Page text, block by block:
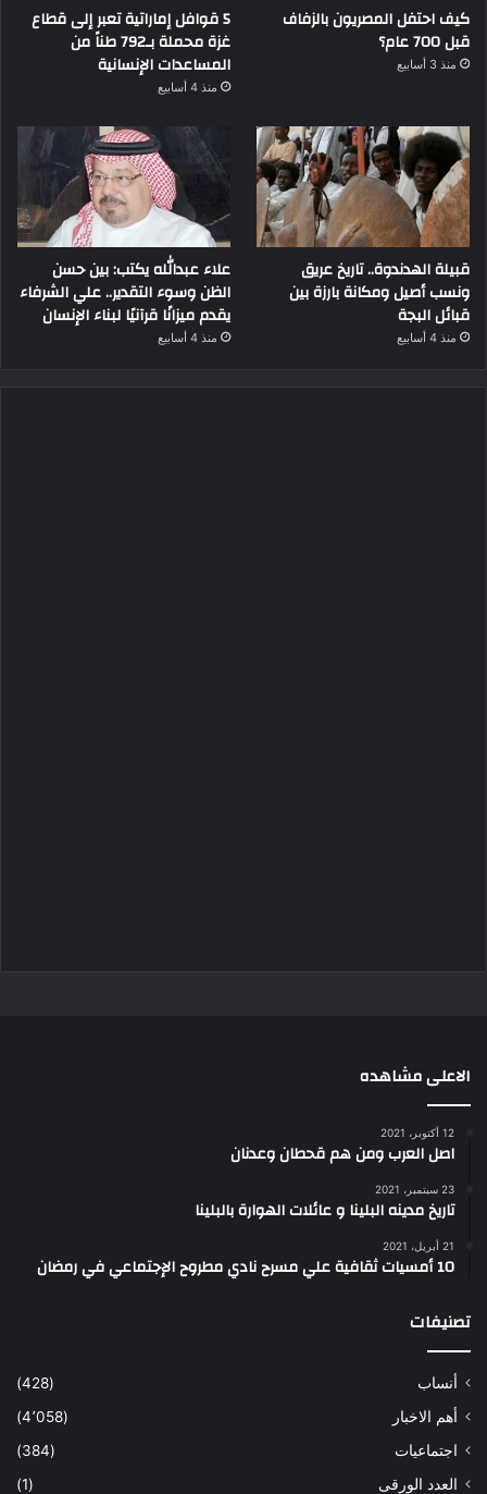
كيف احتفل المصريون بالزفاف
قبل 700 عام؟
منذ 3 أسابيع
5 قوافل إماراتية تعبر إلى قطاع
غزة محملة بـ792 طناً من
المساعدات الإنسانية
منذ 4 أسابيع
قبيلة الهدندوة.. تاريخ عريق
ونسب أصيل ومكانة بارزة بين
قبائل البجة
منذ 4 أسابيع
علاء عبدالله يكتب: بين حسن
الظن وسوء التقدير.. علي الشرفاء
يقدم ميزانًا قرآنيًا لبناء الإنسان
منذ 4 أسابيع
الاعلى مشاهده
12 أكتوبر، 2021
اصل العرب ومن هم قحطان وعدنان
23 سبتمبر، 2021
تاريخ مدينه البلينا و عائلات الهوارة بالبلينا
21 أبريل، 2021
10 أمسيات ثقافية علي مسرح نادي مطروح الإجتماعي في رمضان
تصنيفات
أنساب
(428)
أهم الاخبار
(4٬058)
اجتماعيات
(384)
العدد الورقى
(1)